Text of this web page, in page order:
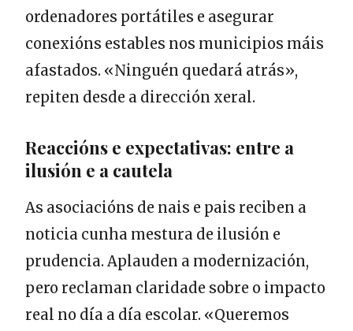
ordenadores portátiles e asegurar
conexións estables nos municipios máis
afastados. «Ninguén quedará atrás»,
repiten desde a dirección xeral.
Reaccións e expectativas: entre a
ilusión e a cautela
As asociacións de nais e pais reciben a
noticia cunha mestura de ilusión e
prudencia. Aplauden a modernización,
pero reclaman claridade sobre o impacto
real no día a día escolar. «Queremos